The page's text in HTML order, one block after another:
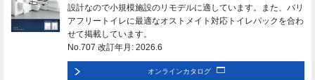
設計なので小規模施設のリモデルに適しています。また、バリ
アフリートイレに最適なオストメイト対応トイレパックを合わ
せて掲載しています。
No.707 改訂年月: 2026.6
オンラインカタログ